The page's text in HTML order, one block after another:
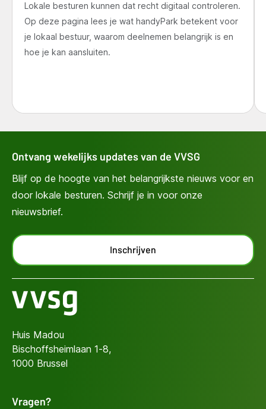
Lokale besturen kunnen dat recht digitaal controleren.
Op deze pagina lees je wat handyPark betekent voor
je lokaal bestuur, waarom deelnemen belangrijk is en
hoe je kan aansluiten.
Ontvang wekelijks updates van de VVSG
Blijf op de hoogte van het belangrijkste nieuws voor en
door lokale besturen. Schrijf je in voor onze
nieuwsbrief.
Inschrijven
Huis Madou
Bischoffsheimlaan 1-8,
1000 Brussel
Vragen?